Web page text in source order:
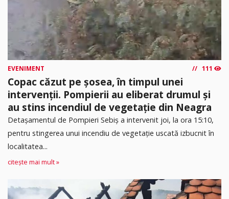
EVENIMENT 111
Copac căzut pe șosea, în timpul unei
intervenții. Pompierii au eliberat drumul și
au stins incendiul de vegetație din Neagra
Detașamentul de Pompieri Sebiș a intervenit joi, la ora 15:10,
pentru stingerea unui incendiu de vegetație uscată izbucnit în
localitatea...
citește mai mult »